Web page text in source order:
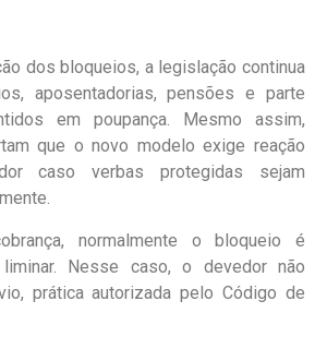
dos bloqueios, a legislação continua
aposentadorias, pensões e parte
em poupança. Mesmo assim,
que o novo modelo exige reação
caso verbas protegidas sejam
normalmente o bloqueio é
Nesse caso, o devedor não
prática autorizada pelo Código de